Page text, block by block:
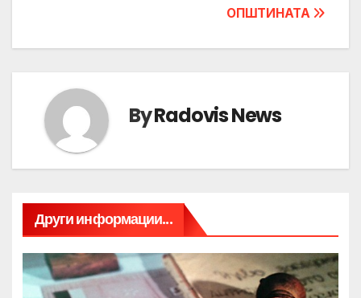
ОПШТИНАТА
ByRadovis News
Други информации...